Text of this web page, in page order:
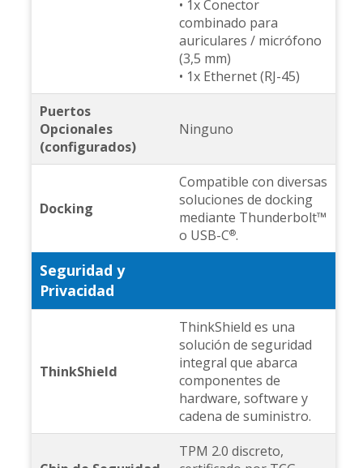
• 1x Conector
combinado para
auriculares / micrófono
(3,5 mm)
• 1x Ethernet (RJ-45)
Puertos
Opcionales
(configurados)
Ninguno
Docking
Compatible con diversas
soluciones de docking
mediante Thunderbolt™
o USB-C®.
Seguridad y
Privacidad
ThinkShield
ThinkShield es una
solución de seguridad
integral que abarca
componentes de
hardware, software y
cadena de suministro.
TPM 2.0 discreto,